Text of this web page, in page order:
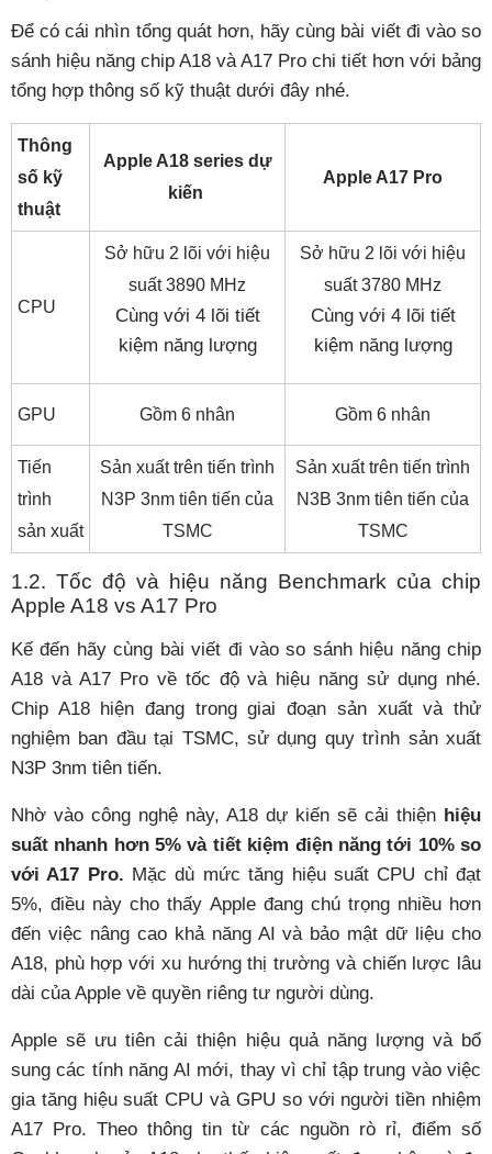
Để có cái nhìn tổng quát hơn, hãy cùng bài viết đi vào so
sánh hiệu năng chip A18 và A17 Pro chi tiết hơn với bảng
tổng hợp thông số kỹ thuật dưới đây nhé.
Thông
số kỹ
thuật
Apple A18 series dự
kiến
Apple A17 Pro
CPU
Sở hữu 2 lõi với hiệu
suất 3890 MHz
Cùng với 4 lõi tiết
kiệm năng lượng
Sở hữu 2 lõi với hiệu
suất 3780 MHz
Cùng với 4 lõi tiết
kiệm năng lượng
GPU Gồm 6 nhân Gồm 6 nhân
Tiến
trình
sản xuất
Sản xuất trên tiến trình
N3P 3nm tiên tiến của
TSMC
Sản xuất trên tiến trình
N3B 3nm tiên tiến của
TSMC
1.2. Tốc độ và hiệu năng Benchmark của chip
Apple A18 vs A17 Pro
Kế đến hãy cùng bài viết đi vào so sánh hiệu năng chip
A18 và A17 Pro về tốc độ và hiệu năng sử dụng nhé.
Chip A18 hiện đang trong giai đoạn sản xuất và thử
nghiệm ban đầu tại TSMC, sử dụng quy trình sản xuất
N3P 3nm tiên tiến.
Nhờ vào công nghệ này, A18 dự kiến sẽ cải thiện hiệu
suất nhanh hơn 5% và tiết kiệm điện năng tới 10% so
với A17 Pro. Mặc dù mức tăng hiệu suất CPU chỉ đạt
5%, điều này cho thấy Apple đang chú trọng nhiều hơn
đến việc nâng cao khả năng AI và bảo mật dữ liệu cho
A18, phù hợp với xu hướng thị trường và chiến lược lâu
dài của Apple về quyền riêng tư người dùng.
Apple sẽ ưu tiên cải thiện hiệu quả năng lượng và bổ
sung các tính năng AI mới, thay vì chỉ tập trung vào việc
gia tăng hiệu suất CPU và GPU so với người tiền nhiệm
A17 Pro. Theo thông tin từ các nguồn rò rỉ, điểm số